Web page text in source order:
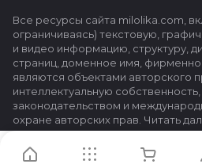
Все ресурсы сайта milolika.com,
ограничиваясь) текстовую,
и видео информацию, структуру,
страниц, доменное имя,
являются объектами авторского
интеллектуальную
законодательством и
охране авторских прав. Читать